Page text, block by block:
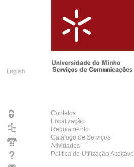
Contatos
Localização
Regulamento
Catálogo de Serviços
Atividades
Política de Utilização Aceitável